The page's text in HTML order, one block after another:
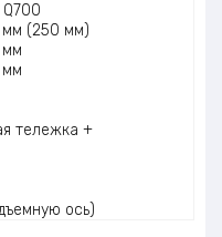
(250 мм)
мм
мм
тележка +
ось)